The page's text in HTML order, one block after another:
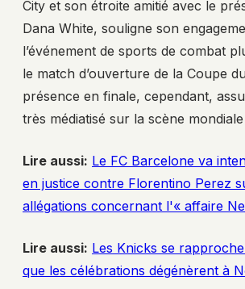
City et son étroite amitié avec le
Dana White, souligne son
l’événement de sports de combat
le match d’ouverture de la Coupe
présence en finale, cependant,
très médiatisé sur la scène
Lire aussi: Le FC Barcelone va
en justice contre Florentino Perez
allégations concernant l'« affaire
Lire aussi: Les Knicks se
que les célébrations dégénèrent à